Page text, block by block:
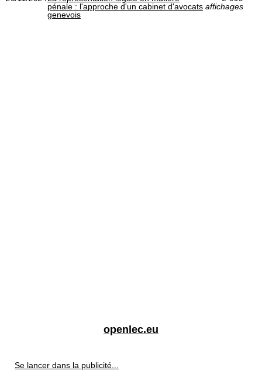
pénale : l'approche d'un cabinet d'avocats
genevois
affichages
openlec.eu
Se lancer dans la publicité...